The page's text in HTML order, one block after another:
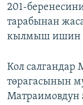
201-
тарабынан
кылмыш ишин
Кол
төрагасынын
Матраимовдун